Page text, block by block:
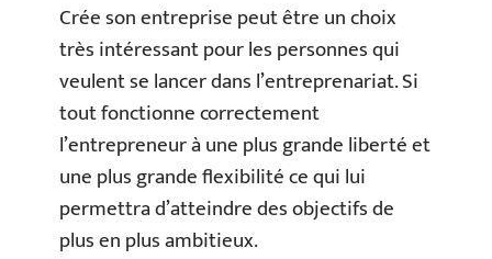
Crée son entreprise peut être un choix
très intéressant pour les personnes qui
veulent se lancer dans l’entreprenariat. Si
tout fonctionne correctement
l’entrepreneur à une plus grande liberté et
une plus grande flexibilité ce qui lui
permettra d’atteindre des objectifs de
plus en plus ambitieux.